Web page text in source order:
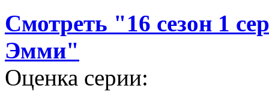
Смотреть "16 сезон 1
Эмми"
Оценка серии: